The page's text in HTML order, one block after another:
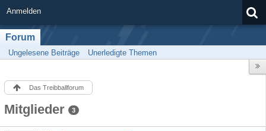
Anmelden
Forum
Ungelesene Beiträge Unerledigte Themen
Das Treibballforum
Mitglieder 3